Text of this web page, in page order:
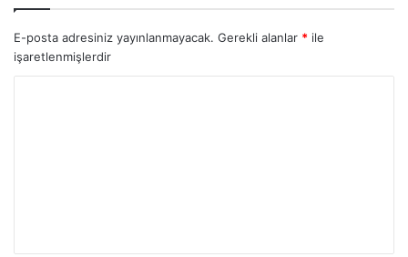
E-posta adresiniz yayınlanmayacak. Gerekli alanlar * ile
işaretlenmişlerdir